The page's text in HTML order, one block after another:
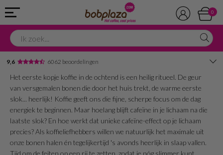
0
9,6 6062 beoordelingen
Avondbezorging
Advies in onze winkel
Het eerste kopje koffie in de ochtend is een heilig ritueel. De geur
van versgemalen bonen die door het huis trekt, de warme eerste
slok... heerlijk! Koffie geeft ons die fijne, scherpe focus om de dag
energiek te beginnen. Maar hoelang blijft cafeïne in je lichaam na die
laatste slok? En hoe werkt dat unieke cafeïne-effect op je lichaam
precies? Als koffieliefhebbers willen we natuurlijk het maximale uit
onze bonen halen én tegelijkertijd 's avonds heerlijk in slaap vallen.
Tijd om de feiten op een rij te zetten, zodat je nóg slimmer kunt